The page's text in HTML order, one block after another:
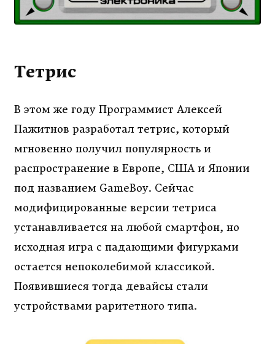
Тетрис
В этом же году Программист Алексей
Пажитнов разработал тетрис, который
мгновенно получил популярность и
распространение в Европе, США и Японии
под названием GameBoy. Сейчас
модифицированные версии тетриса
устанавливается на любой смартфон, но
исходная игра с падающими фигурками
остается непоколебимой классикой.
Появившиеся тогда девайсы стали
устройствами раритетного типа.